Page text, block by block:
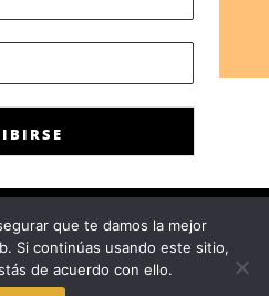
de España|Privacidad|Aviso
de cookies
que te damos la mejor
Si continúas usando este sitio,
de acuerdo con ello.